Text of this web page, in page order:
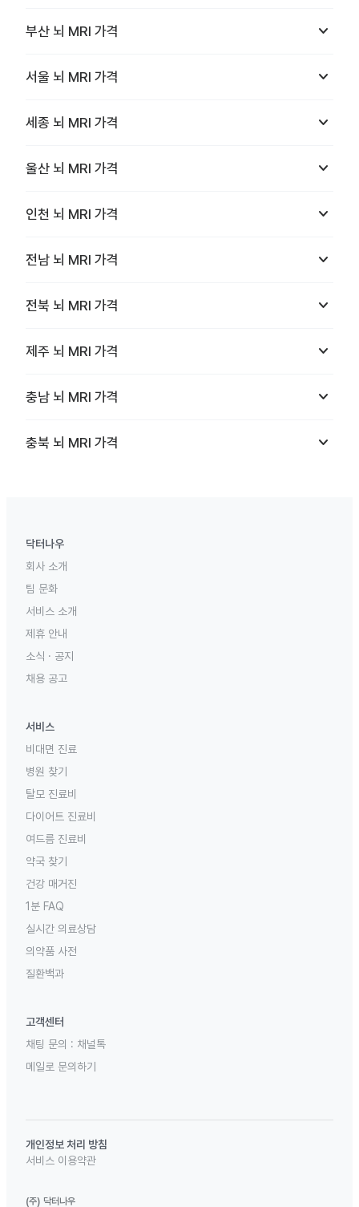
부산 뇌 MRI 가격 keyboard_arrow_down
서울 뇌 MRI 가격 keyboard_arrow_down
세종 뇌 MRI 가격 keyboard_arrow_down
울산 뇌 MRI 가격 keyboard_arrow_down
인천 뇌 MRI 가격 keyboard_arrow_down
전남 뇌 MRI 가격 keyboard_arrow_down
전북 뇌 MRI 가격 keyboard_arrow_down
제주 뇌 MRI 가격 keyboard_arrow_down
충남 뇌 MRI 가격 keyboard_arrow_down
충북 뇌 MRI 가격 keyboard_arrow_down
닥터나우
회사 소개
팀 문화
서비스 소개
제휴 안내
소식 · 공지
채용 공고
서비스
비대면 진료
병원 찾기
탈모 진료비
다이어트 진료비
여드름 진료비
약국 찾기
건강 매거진
1분 FAQ
실시간 의료상담
의약품 사전
질환백과
고객센터
채팅 문의 : 채널톡
메일로 문의하기
개인정보 처리 방침
서비스 이용약관
(주) 닥터나우